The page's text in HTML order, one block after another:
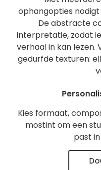
ophangopties
De abstracte
interpretatie, zodat
verhaal in kan lezen.
gedurfde texturen:
Kies formaat,
mostint om een
past